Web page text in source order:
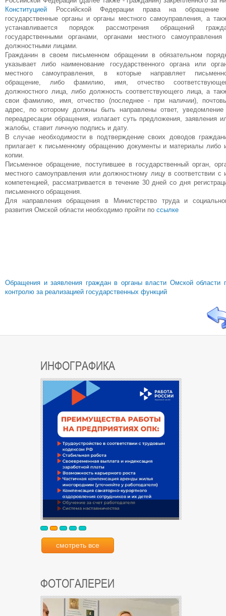
Конституцией Российской Федерации права на обращение
государственные органы и органы местного самоуправления, а
устанавливается порядок рассмотрения обращений
государственными органами, органами местного
должностными лицами.
Гражданин в своем письменном обращении в обязательном
указывает либо наименование государственного органа или
местного самоуправления, в которые направляет
обращение, либо фамилию, имя, отчество
должностного лица, либо должность соответствующего лица, а
свои фамилию, имя, отчество (последнее - при наличии),
адрес, по которому должны быть направлены ответ,
переадресации обращения, излагает суть предложения, заявления
жалобы, ставит личную подпись и дату.
В случае необходимости в подтверждение своих доводов
прилагает к письменному обращению документы и материалы либо
копии.
Письменное обращение, поступившее в государственный орган,
местного самоуправления или должностному лицу в соответствии с
компетенцией, рассматривается в течение 30 дней со дня
письменного обращения.
Для направления обращения в Министерство труда и
развития Омской области необходимо пройти по ссылке
Обращения и заявления граждан в органы власти Омской области
контролю за реализацией государственных функций
ИНФОГРАФИКА
смотреть все
ФОТОГАЛЕРЕИ